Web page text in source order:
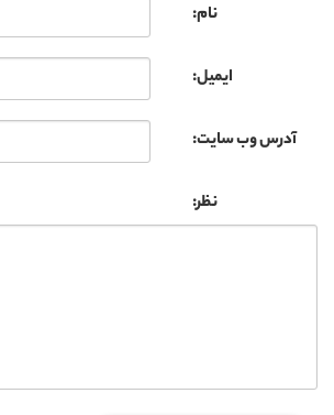
نام:
ایمیل:
آدرس وب سایت:
نظر: